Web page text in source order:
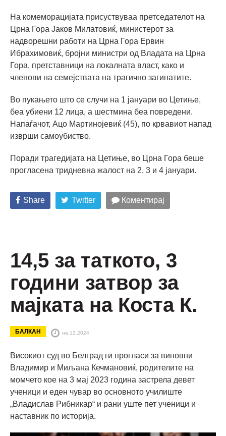
На комеморацијата присуствуваа претседателот на
Црна Гора Јаков Милатовиќ, министерот за
надворешни работи на Црна Гора Ервин
Ибрахимовиќ, бројни министри од Владата на Црна
Гора, претставници на локалната власт, како и
членови на семејствата на трагично загинатите.
Во пукањето што се случи на 1 јануари во Цетиње,
беа убиени 12 лица, а шестмина беа повредени.
Напаѓачот, Ацо Мартинојевиќ (45), по крвавиот напад
изврши самоубиство.
Поради трагедијата на Цетиње, во Црна Гора беше
прогласена тридневна жалост на 2, 3 и 4 јануари.
Share Twitter Коментирај
14,5 за таткото, 3
години затвор за
мајката на Коста К.
БАЛКАН на 12.2024
Високиот суд во Белград ги прогласи за виновни
Владимир и Миљана Кечмановиќ, родителите на
момчето кое на 3 мај 2023 година застрела девет
ученици и еден чувар во основното училиште
„Владислав Рибникар“ и рани уште пет ученици и
наставник по историја.